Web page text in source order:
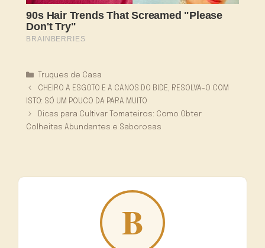
Categorias
Truques de Casa
CHEIRO A ESGOTO E A CANOS DO BIDÉ, RESOLVA-O COM
ISTO: SÓ UM POUCO DÁ PARA MUITO
Dicas para Cultivar Tomateiros: Como Obter
Colheitas Abundantes e Saborosas